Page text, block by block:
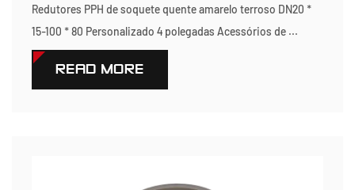
Redutores PPH de soquete quente amarelo terroso DN20 *
15-100 * 80 Personalizado 4 polegadas Acessórios de ...
READ MORE